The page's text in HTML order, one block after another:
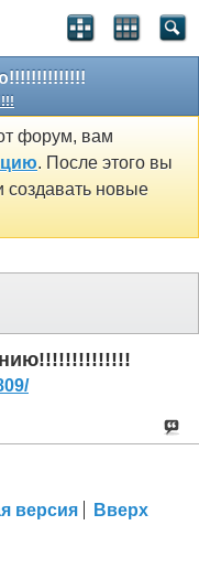
форум, вам
. После этого вы
создавать новые
версия Вверх